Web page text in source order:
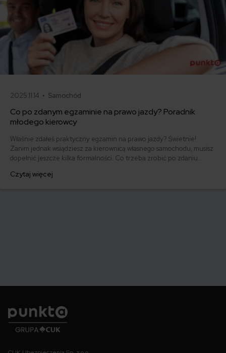
2025.11.14 • Samochód
Co po zdanym egzaminie na prawo jazdy? Poradnik
młodego kierowcy
Właśnie zdałeś praktyczny egzamin na prawo jazdy? Świetnie!
Zanim jednak wsiądziesz za kierownicą własnego samochodu, musisz
dopełnić jeszcze kilka formalności. Co trzeba zrobić po zdaniu
którym szybko załatwisz sprawy urzędowe i będziesz mógł prowadzić
Czytaj więcej